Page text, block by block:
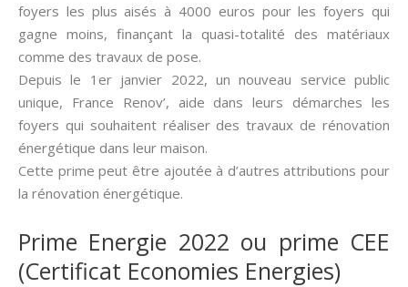
foyers les plus aisés à 4000 euros pour les foyers qui
gagne moins, finançant la quasi-totalité des matériaux
comme des travaux de pose.
Depuis le 1er janvier 2022, un nouveau service public
unique, France Renov’, aide dans leurs démarches les
foyers qui souhaitent réaliser des travaux de rénovation
énergétique dans leur maison.
Cette prime peut être ajoutée à d’autres attributions pour
la rénovation énergétique.
Prime Energie 2022 ou prime CEE
(Certificat Economies Energies)